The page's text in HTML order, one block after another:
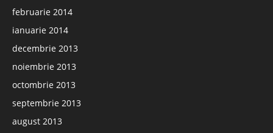
februarie 2014
ianuarie 2014
decembrie 2013
noiembrie 2013
octombrie 2013
septembrie 2013
august 2013